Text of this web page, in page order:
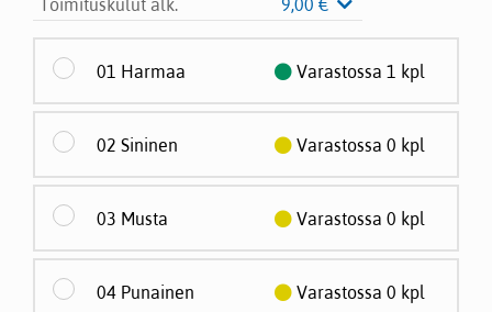
Toimituskulut alk.
9,00 €
01 Harmaa Varastossa 1 kpl
02 Sininen Varastossa 0 kpl
03 Musta Varastossa 0 kpl
04 Punainen Varastossa 0 kpl